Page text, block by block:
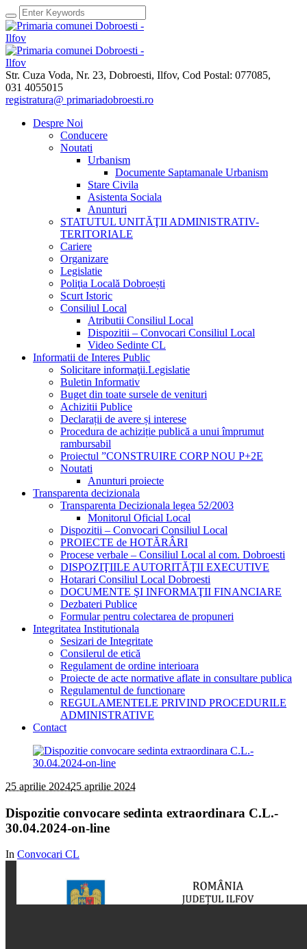
Str. Cuza Voda, Nr. 23, Dobroesti, Ilfov, Cod Postal: 077085,
031 4055015
registratura@ primariadobroesti.ro
Despre Noi
Conducere
Noutati
Urbanism
Documente Saptamanale Urbanism
Stare Civila
Asistenta Sociala
Anunturi
STATUTUL UNITĂŢII ADMINISTRATIV-
TERITORIALE
Cariere
Organizare
Legislatie
Poliţia Locală Dobroești
Scurt Istoric
Consiliul Local
Atributii Consiliul Local
Dispozitii – Convocari Consiliul Local
Video Sedinte CL
Informatii de Interes Public
Solicitare informaţii.Legislatie
Buletin Informativ
Buget din toate sursele de venituri
Achizitii Publice
Declarații de avere și interese
Procedura de achiziție publică a unui împrumut
rambursabil
Proiectul ”CONSTRUIRE CORP NOU P+2E
Noutati
Anunturi proiecte
Transparenta decizionala
Transparenta Decizionala legea 52/2003
Monitorul Oficial Local
Dispozitii – Convocari Consiliul Local
PROIECTE de HOTĂRÂRI
Procese verbale – Consiliul Local al com. Dobroesti
DISPOZIŢIILE AUTORITĂŢII EXECUTIVE
Hotarari Consiliul Local Dobroesti
DOCUMENTE ŞI INFORMAŢII FINANCIARE
Dezbateri Publice
Formular pentru colectarea de propuneri
Integritatea Institutionala
Sesizari de Integritate
Consilerul de etică
Regulament de ordine interioara
Proiecte de acte normative aflate in consultare publica
Regulamentul de functionare
REGULAMENTELE PRIVIND PROCEDURILE
ADMINISTRATIVE
Contact
25 aprilie 202425 aprilie 2024
Dispozitie convocare sedinta extraordinara C.L.-
30.04.2024-on-line
In Convocari CL